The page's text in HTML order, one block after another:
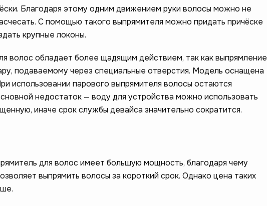
Благодаря этому одним движением руки волосы можно не
С помощью такого выпрямителя можно придать причёске
крупные локоны.
волос обладает более щадящим действием, так как выпрямление
подаваемому через специальные отверстия. Модель оснащена
использовании парового выпрямителя волосы остаются
недостаток — воду для устройства можно использовать
иначе срок службы девайса значительно сократится.
для волос имеет большую мощность, благодаря чему
выпрямить волосы за короткий срок. Однако цена таких